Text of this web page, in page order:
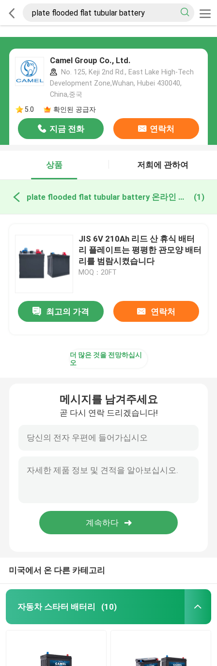
Camel Group Co., Ltd.
No. 125, Keji 2nd Rd., East Lake High-Tech
Development Zone,Wuhan, Hubei 430040,
China,중국
5.0
확인된 공급자
지금 전화 연락처
상품 저희에 관하여
plate flooded flat tubular battery 온라인 제조 (1)
JIS 6V 210Ah 리드 산 휴식 배터
리 플레이트는 평평한 관모양 배터
리를 범람시켰습니다
MOQ：20FT
최고의 가격 연락처
더 많은 것을 전망하십시
오
메시지를 남겨주세요
곧 다시 연락 드리겠습니다!
미국에서 온 다른 카테고리
자동차 스타터 배터리 (10)